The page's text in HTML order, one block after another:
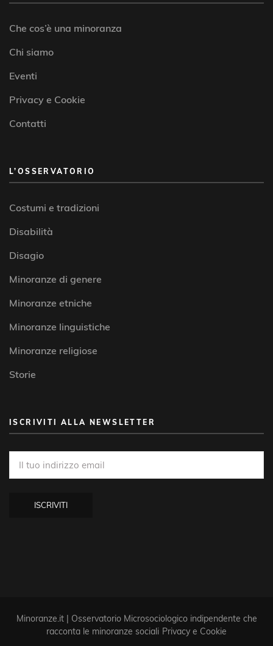
Che cos’è una minoranza
Chi siamo
Eventi
Privacy e Cookie
Contatti
L’OSSERVATORIO
Costumi e tradizioni
Disabilità
Disagio
Minoranze di genere
Minoranze etniche
Minoranze linguistiche
Minoranze religiose
Storie
ISCRIVITI ALLA NEWSLETTER
Minoranze.it | Osservatorio Microsociologico indipendente che
racconta le minoranze sociali Privacy e Cookie